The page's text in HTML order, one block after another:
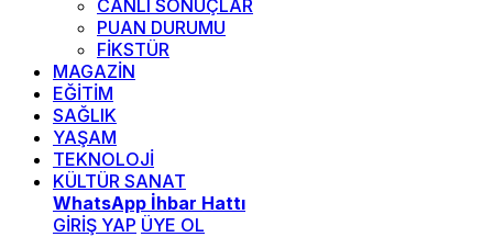
CANLI SONUÇLAR
PUAN DURUMU
FİKSTÜR
MAGAZİN
EĞİTİM
SAĞLIK
YAŞAM
TEKNOLOJİ
KÜLTÜR SANAT
WhatsApp İhbar Hattı
GİRİŞ YAP ÜYE OL